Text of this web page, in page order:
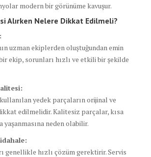
modern bir görünüme kavuşur.
Alırken Nelere Dikkat Edilmeli?
uzman ekiplerden oluştuğundan emin
ekip, sorunları hızlı ve etkili bir şekilde
yedek parçaların orijinal ve
edilmelidir. Kalitesiz parçalar, kısa
yaşanmasına neden olabilir.
genellikle hızlı çözüm gerektirir. Servis